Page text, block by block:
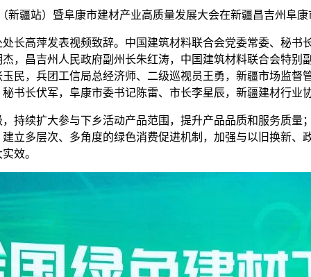
疆站）暨阜康市建材产业高质量发展大会在新疆昌吉州阜康
高萍发表视频致辞。中国建筑材料联合会党委常委、秘书
，昌吉州人民政府副州长朱红涛，中国建筑材料联合会特别
民，兵团工信局总经济师、二级巡视员王勇，新疆市场监督
书长伏军，阜康市委书记陈雷、市长李星辰，新疆建材行业
续扩大参与下乡活动产品范围，提升产品品质和服务质量
立多层次、多角度的绿色消费促进机制，加强与以旧换新、
效。